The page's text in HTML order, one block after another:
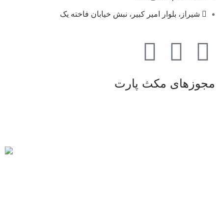
شیراز، بلوار امیر کبیر، نبش خیابان فاخته یک
مجوزهای مکث پارت